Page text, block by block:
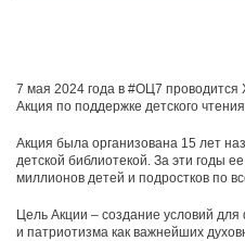
7 мая 2024 года в #ОЦ7
Акция по поддержке детского
Акция была организована 15 лет
детской библиотекой. За эти годы
миллионов детей и подростков по
Цель Акции – создание условий
и патриотизма как важнейших